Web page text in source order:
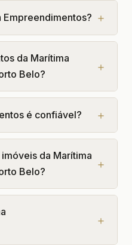
Empreendimentos?
da Marítima
Belo?
é confiável?
da Marítima
Belo?